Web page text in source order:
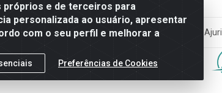
e de terceiros para
personalizada ao usuário, apresentar
com o seu perfil e melhorar a
Preferências de Cookies
e Produtos Gráficos da Amazonia LTDA - Av.